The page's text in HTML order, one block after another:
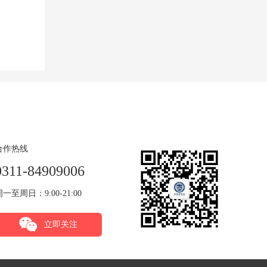
作热线
84909006
一至周日：9:00-21:00
立即关注